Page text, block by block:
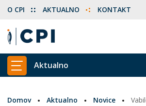
O CPI AKTUALNO KONTAKT
PRIKAŽI GLAVNI MENI
Aktualno
Domov Aktualno Novice Vabilo k